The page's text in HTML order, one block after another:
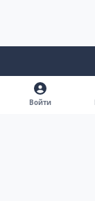
Светлый режим
Темный
Войти